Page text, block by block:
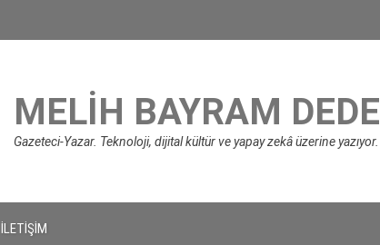
MELIH BAYRAM DEDE
Gazeteci-Yazar. Teknoloji, dijital kültür ve yapay zekâ üzerine yazıyor.
İLETIŞIM